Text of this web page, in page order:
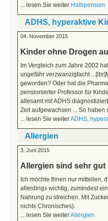
... lesen Sie weiter Halbpension
ADHS, hyperaktive
04. November 2015
Kinder ohne Drogen
Im Vergleich zum Jahre 2002
ungefähr verzwanzigfacht
geworden? Oder hat die
pensionierter Professor für
allesamt mit ADHS
Zeit aufgewachsen ... So haben
... lesen Sie weiterADHS,
Allergien
3. Juni 2015
Allergien sind sehr
Ich möchte Ihnen nur mitteilen,
allerdings wichtig, zumindest
Nahrung zu streichen. Mit
nichts Chronisches).
... lesen Sie weiterAllergien